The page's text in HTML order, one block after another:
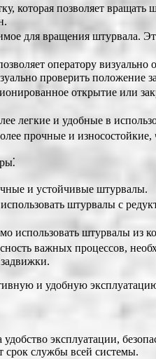
которая позволяет
для вращения штурвала.
оператору
проверить положение
открытие или
легкие и удобные в
прочные и
и устойчивые штурвалы.
штурвалы с
использовать штурвалы из
важных процессов,
и удобную
эксплуатации,
срок службы всей системы.